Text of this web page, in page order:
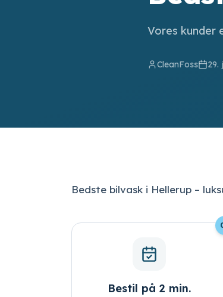
Vores kunder
CleanFoss 29.
Bedste bilvask i Hellerup –
Bestil på 2 min.